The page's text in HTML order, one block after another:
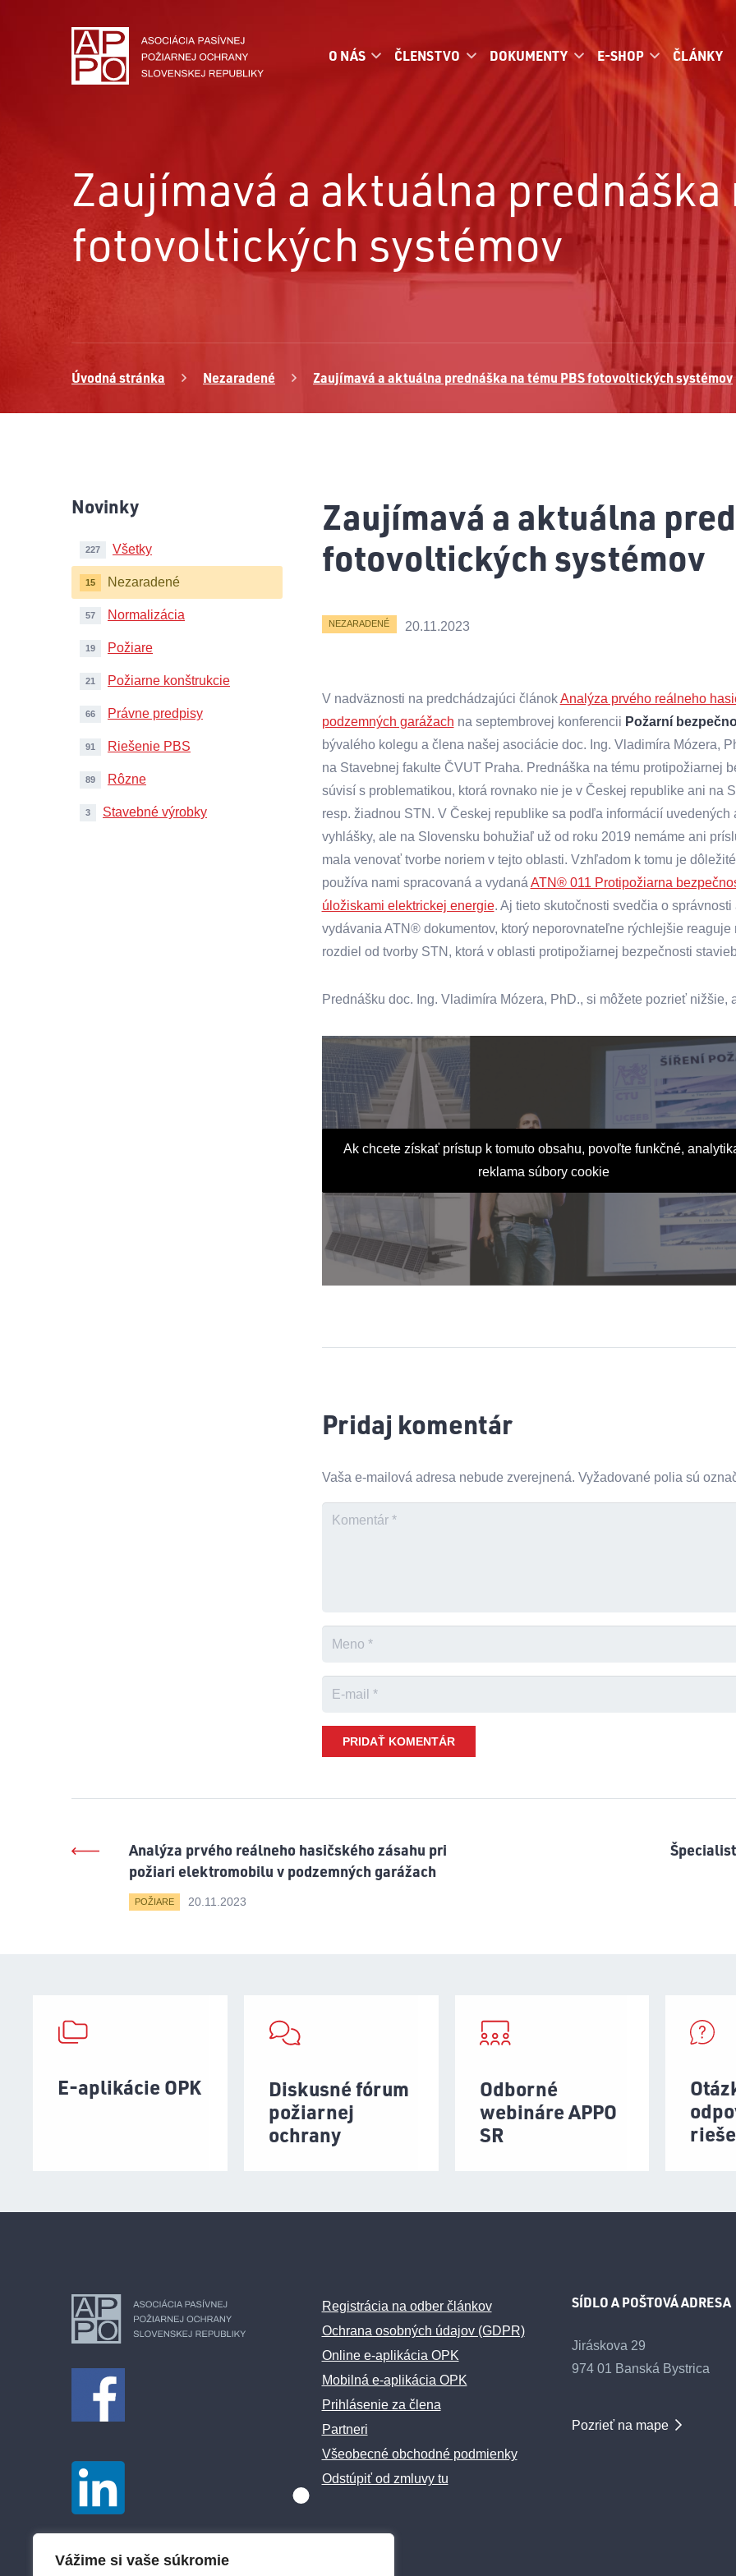
Vážime si vaše súkromie
O NÁS ČLENSTVO DOKUMENTY E-SHOP ČLÁNKY
Zaujímavá a aktuálna prednáška
fotovoltických systémov
Úvodná stránka Nezaradené Zaujímavá a aktuálna prednáška na tému PBS fotovoltických systémov
Novinky
227 Všetky
15 Nezaradené
57 Normalizácia
19 Požiare
21 Požiarne konštrukcie
66 Právne predpisy
91 Riešenie PBS
89 Rôzne
3 Stavebné výrobky
Zaujímavá a aktuálna
fotovoltických systémov
NEZARADENÉ 20.11.2023
V nadväznosti na predchádzajúci článokAnalýza prvého reálneho
podzemných garážach na septembrovej konferencii Požarní
bývalého kolegu a člena našej asociácie doc. Ing. Vladimíra Mózera,
na Stavebnej fakulte ČVUT Praha. Prednáška na tému protipožiarnej
súvisí s problematikou, ktorá rovnako nie je v Českej republike ani na
resp. žiadnou STN. V Českej republike sa podľa informácií
vyhlášky, ale na Slovensku bohužiaľ už od roku 2019 nemáme ani
mala venovať tvorbe noriem v tejto oblasti. Vzhľadom k tomu je
používa nami spracovaná a vydaná ATN® 011 Protipožiarna
úložiskami elektrickej energie. Aj tieto skutočnosti svedčia o
vydávania ATN® dokumentov, ktorý neporovnateľne rýchlejšie
rozdiel od tvorby STN, ktorá v oblasti protipožiarnej bezpečnosti
Prednášku doc. Ing. Vladimíra Mózera, PhD., si môžete pozrieť nižšie,
Ak chcete získať prístup k tomuto obsahu, povoľte funkčné,
reklama súbory cookie
Pridaj komentár
Vaša e-mailová adresa nebude zverejnená. Vyžadované polia sú
PRIDAŤ KOMENTÁR
Analýza prvého reálneho hasičského zásahu pri
požiari elektromobilu v podzemných garážach
POŽIARE 20.11.2023
E-aplikácie OPK
Diskusné fórum
požiarnej
ochrany
Odborné
webináre APPO
SR
Registrácia na odber článkov
Ochrana osobných údajov (GDPR)
Online e-aplikácia OPK
Mobilná e-aplikácia OPK
Prihlásenie za člena
Partneri
Všeobecné obchodné podmienky
Odstúpiť od zmluvy tu
SÍDLO A POŠTOVÁ ADRESA
Jiráskova 29
974 01 Banská Bystrica
Pozrieť na mape